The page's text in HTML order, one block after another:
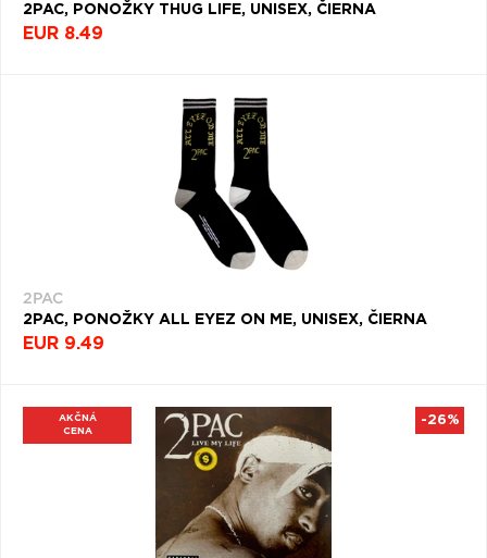
2PAC, PONOŽKY THUG LIFE, UNISEX, ČIERNA
EUR 8.49
2PAC
2PAC, PONOŽKY ALL EYEZ ON ME, UNISEX, ČIERNA
EUR 9.49
AKČNÁ
CENA
-26%